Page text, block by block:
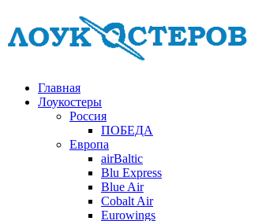
Главная
Лоукостеры
Россия
ПОБЕДА
Европа
airBaltic
Blu Express
Blue Air
Cobalt Air
Eurowings